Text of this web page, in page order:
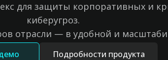
для защиты корпоративных и
киберугроз.
отрасли — в удобной и
Подробности продукта